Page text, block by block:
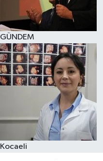
GÜNDEM
Kocaeli
Son Dakika Haberleri
Haber Arşivi